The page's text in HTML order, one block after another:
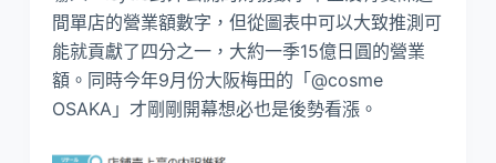
間單店的營業額數字，但從圖表中可以大致推測可
能就貢獻了四分之一，大約一季15億日圓的營業
額。同時今年9月份大阪梅田的「@cosme
OSAKA」才剛剛開幕想必也是後勢看漲。